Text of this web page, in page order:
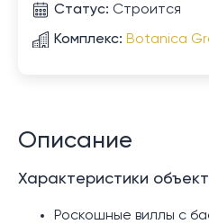
Статус: Строится
Комплекс: Botanica
Описание
Характеристики
Роскошные виллы с